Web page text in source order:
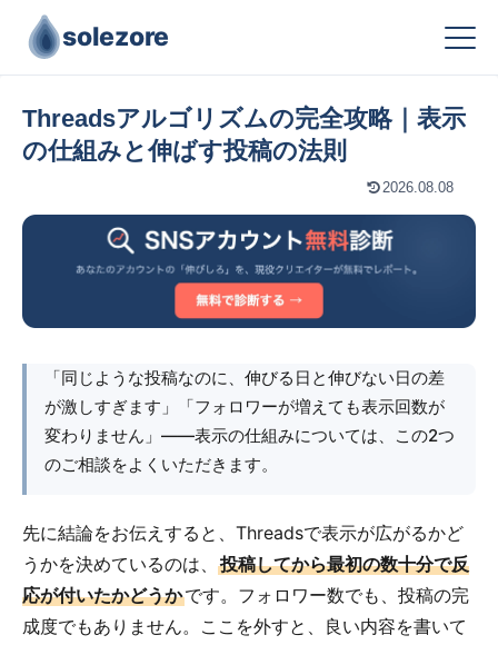
solezore
Threadsアルゴリズムの完全攻略｜表示
の仕組みと伸ばす投稿の法則
2026.08.08
「同じような投稿なのに、伸びる日と伸びない日の差
が激しすぎます」「フォロワーが増えても表示回数が
変わりません」――表示の仕組みについては、この2つ
のご相談をよくいただきます。
先に結論をお伝えすると、Threadsで表示が広がるかど
うかを決めているのは、 投稿してから最初の数十分で反
応が付いたかどうかです。フォロワー数でも、投稿の完
成度でもありません。ここを外すと、良い内容を書いて